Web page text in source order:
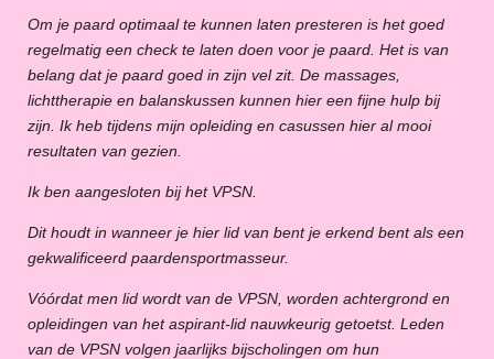
Om je paard optimaal te kunnen laten presteren is het goed
regelmatig een check te laten doen voor je paard. Het is van
belang dat je paard goed in zijn vel zit. De massages,
lichttherapie en balanskussen kunnen hier een fijne hulp bij
zijn. Ik heb tijdens mijn opleiding en casussen hier al mooi
resultaten van gezien.
Ik ben aangesloten bij het VPSN.
Dit houdt in wanneer je hier lid van bent je erkend bent als een
gekwalificeerd paardensportmasseur.
Vóórdat men lid wordt van de VPSN, worden achtergrond en
opleidingen van het aspirant-lid nauwkeurig getoetst. Leden
van de VPSN volgen jaarlijks bijscholingen om hun